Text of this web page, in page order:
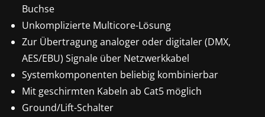
Buchse
Unkomplizierte Multicore-Lösung
Zur Übertragung analoger oder digitaler (DMX,
AES/EBU) Signale über Netzwerkkabel
Systemkomponenten beliebig kombinierbar
Mit geschirmten Kabeln ab Cat5 möglich
Ground/Lift-Schalter